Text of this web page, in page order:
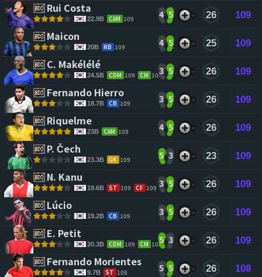
Rui Costa
22.9B CAM 109 4 5 26 109
Maicon
20B RB 109 4 5 25 109
C. Makélélé
24.5B CDM 109 CM 1043 5 26 109
Fernando Hierro
18.7B CB 109 3 5 26 109
Riquelme
23B CAM 109 4 5 26 109
P. Čech
23.3B GK 109 5 3 23 109
N. Kanu
19.6B ST 109 CF 109 3 5 26 109
Lúcio
19.2B CB 109 3 5 26 109
E. Petit
20.3B CDM 109 CM 1085 3 26 109
Fernando Morientes
9.7B ST 108 5 5 26 108